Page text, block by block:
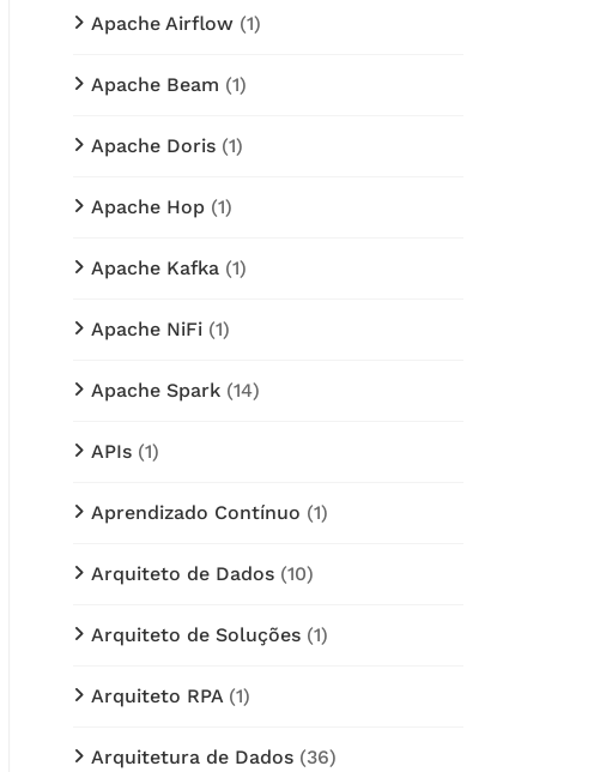
Apache Airflow (1)
Apache Beam (1)
Apache Doris (1)
Apache Hop (1)
Apache Kafka (1)
Apache NiFi (1)
Apache Spark (14)
APIs (1)
Aprendizado Contínuo (1)
Arquiteto de Dados (10)
Arquiteto de Soluções (1)
Arquiteto RPA(1)
Arquitetura de Dados (36)